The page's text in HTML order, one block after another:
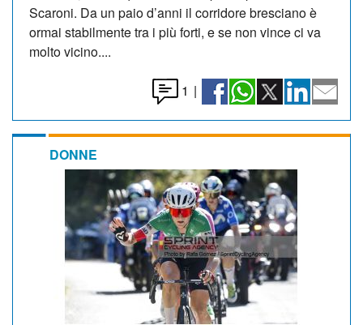
Scaroni. Da un paio d’anni il corridore bresciano è
ormai stabilmente tra i più forti, e se non vince ci va
molto vicino....
1 |
DONNE